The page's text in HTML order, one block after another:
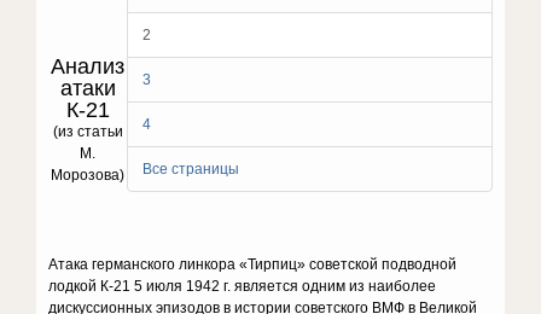
2
3
4
Все страницы
Анализ
атаки
К-21
(из статьи
М.
Морозова)
Атака германского линкора «Тирпиц» советской подводной
лодкой К-21 5 июля 1942 г. является одним из наиболее
дискуссионных эпизодов в истории советского ВМФ в Великой